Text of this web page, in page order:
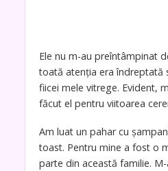
Ele nu m-au preîntâmpinat
toată atenția era îndreptată
fiicei mele vitrege. Evident,
făcut el pentru viitoarea
Am luat un pahar cu
toast. Pentru mine a fost o
parte din această familie.